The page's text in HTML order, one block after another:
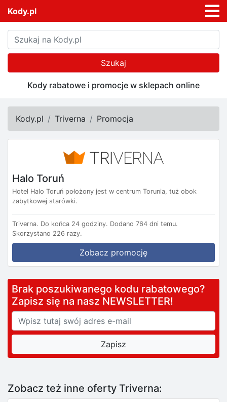
Kody.pl
Szukaj
Kody rabatowe i promocje w sklepach online
Kody.pl Triverna Promocja
Halo Toruń
Hotel Halo Toruń położony jest w centrum Torunia, tuż obok
zabytkowej starówki.
Triverna. Do końca 24 godziny. Dodano 764 dni temu.
Skorzystano 226 razy.
Zobacz promocję
Brak poszukiwanego kodu rabatowego?
Zapisz się na nasz NEWSLETTER!
Zobacz też inne oferty Triverna: